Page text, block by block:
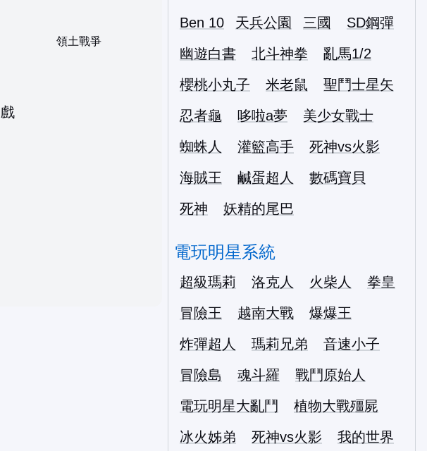
領土戰爭
Ben 10
天兵公園 三國
SD鋼彈
幽遊白書
北斗神拳
亂馬1/2
櫻桃小丸子
米老鼠
聖鬥士星矢
忍者龜
哆啦a夢
美少女戰士
蜘蛛人
灌籃高手
死神vs火影
海賊王
鹹蛋超人
數碼寶貝
死神
妖精的尾巴
電玩明星系統
超級瑪莉 洛克人 火柴人
拳皇
冒險王
越南大戰
爆爆王
炸彈超人
瑪莉兄弟
音速小子
冒險島
魂斗羅
戰鬥原始人
電玩明星大亂鬥
植物大戰殭屍
冰火姊弟
死神vs火影
我的世界